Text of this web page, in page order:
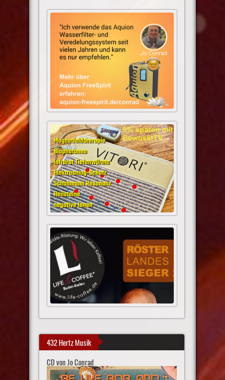
432 Hertz Musik
CD von Jo Conrad